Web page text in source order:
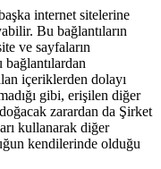
internet sitelerine
Bu bağlantıların
ve sayfaların
içeriklerden dolayı
gibi, erişilen diğer
zarardan da Şirket
kullanarak diğer
kendilerinde olduğu